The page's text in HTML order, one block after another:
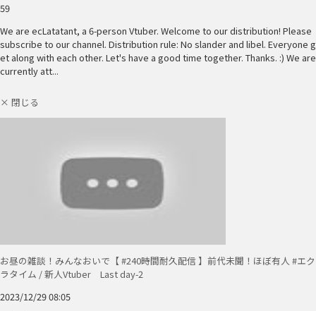
59
We are ecLatatant, a 6-person Vtuber. Welcome to our distribution! Please
subscribe to our channel. Distribution rule: No slander and libel. Everyone g
et along with each other. Let's have a good time together. Thanks. :) We are
currently att...
× 閉じる
お昼の雑談！みんなおいで【 #240時間耐久配信 】前代未聞！ほぼ有人 #エク
ラタイム / 新人Vtuber Last day-2
2023/12/29 08:05